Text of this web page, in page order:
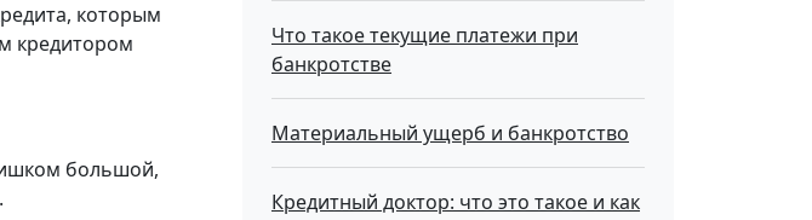
которым
кредитором
большой,
Что такое текущие платежи при
банкротстве
Материальный ущерб и банкротство
Кредитный доктор: что это такое и как